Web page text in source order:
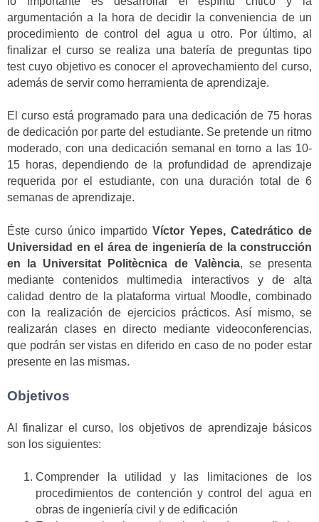
argumentación a la hora de decidir la conveniencia de un
procedimiento de control del agua u otro. Por último, al
finalizar el curso se realiza una batería de preguntas tipo
test cuyo objetivo es conocer el aprovechamiento del curso,
además de servir como herramienta de aprendizaje.
El curso está programado para una dedicación de 75 horas
de dedicación por parte del estudiante. Se pretende un ritmo
moderado, con una dedicación semanal en torno a las 10-
15 horas, dependiendo de la profundidad de aprendizaje
requerida por el estudiante, con una duración total de 6
semanas de aprendizaje.
Éste curso único impartido Víctor Yepes, Catedrático de
Universidad en el área de ingeniería de la construcción
en la Universitat Politècnica de València, se presenta
mediante contenidos multimedia interactivos y de alta
calidad dentro de la plataforma virtual Moodle, combinado
con la realización de ejercicios prácticos. Así mismo, se
realizarán clases en directo mediante videoconferencias,
que podrán ser vistas en diferido en caso de no poder estar
presente en las mismas.
Objetivos
Al finalizar el curso, los objetivos de aprendizaje básicos
son los siguientes:
Comprender la utilidad y las limitaciones de los
procedimientos de contención y control del agua en
obras de ingeniería civil y de edificación